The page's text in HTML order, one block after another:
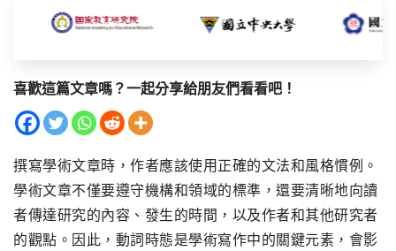
喜歡這篇文章嗎？一起分享給朋友們看看吧！
撰寫學術文章時，作者應該使用正確的文法和風格慣例。
學術文章不僅要遵守機構和領域的標準，還要清晰地向讀
者傳達研究的內容、發生的時間，以及作者和其他研究者
的觀點。因此，動詞時態是學術寫作中的關鍵元素，會影